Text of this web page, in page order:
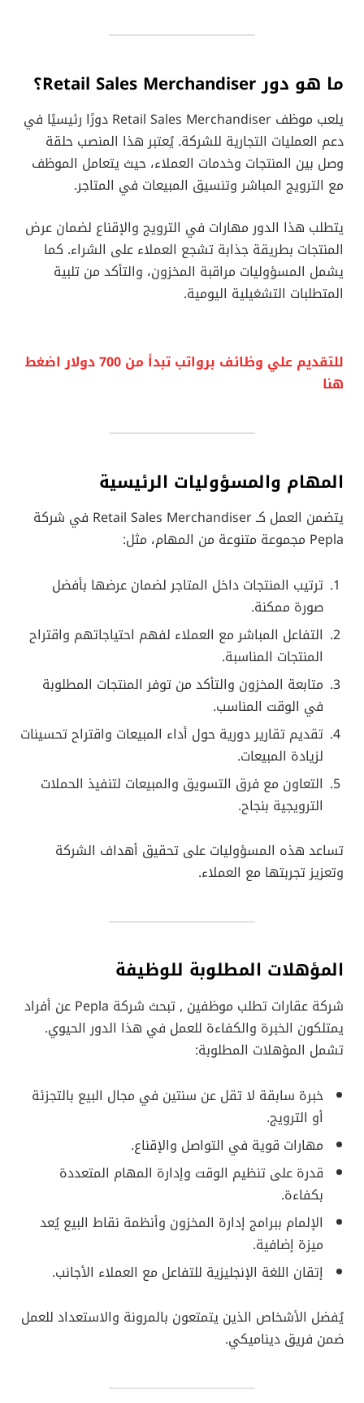
ما هو دور Retail Sales Merchandiser؟
يلعب موظف Retail Sales Merchandiser دورًا رئيسيًا في
دعم العمليات التجارية للشركة. يُعتبر هذا المنصب حلقة
وصل بين المنتجات وخدمات العملاء، حيث يتعامل الموظف
مع الترويج المباشر وتنسيق المبيعات في المتاجر.
يتطلب هذا الدور مهارات في الترويج والإقناع لضمان عرض
المنتجات بطريقة جذابة تشجع العملاء على الشراء. كما
يشمل المسؤوليات مراقبة المخزون، والتأكد من تلبية
المتطلبات التشغيلية اليومية.
للتقديم علي وظائف برواتب تبدأ من 700 دولار اضغط
هنا
المهام والمسؤوليات الرئيسية
يتضمن العمل كـ Retail Sales Merchandiser في شركة
Pepla مجموعة متنوعة من المهام، مثل:
ترتيب المنتجات داخل المتاجر لضمان عرضها بأفضل
صورة ممكنة.
التفاعل المباشر مع العملاء لفهم احتياجاتهم واقتراح
المنتجات المناسبة.
متابعة المخزون والتأكد من توفر المنتجات المطلوبة
في الوقت المناسب.
تقديم تقارير دورية حول أداء المبيعات واقتراح تحسينات
لزيادة المبيعات.
التعاون مع فرق التسويق والمبيعات لتنفيذ الحملات
الترويجية بنجاح.
تساعد هذه المسؤوليات على تحقيق أهداف الشركة
وتعزيز تجربتها مع العملاء.
المؤهلات المطلوبة للوظيفة
شركة عقارات تطلب موظفين , تبحث شركة Pepla عن أفراد
يمتلكون الخبرة والكفاءة للعمل في هذا الدور الحيوي.
تشمل المؤهلات المطلوبة:
خبرة سابقة لا تقل عن سنتين في مجال البيع بالتجزئة
أو الترويج.
مهارات قوية في التواصل والإقناع.
قدرة على تنظيم الوقت وإدارة المهام المتعددة
بكفاءة.
الإلمام ببرامج إدارة المخزون وأنظمة نقاط البيع يُعد
ميزة إضافية.
إتقان اللغة الإنجليزية للتفاعل مع العملاء الأجانب.
يُفضل الأشخاص الذين يتمتعون بالمرونة والاستعداد للعمل
ضمن فريق ديناميكي.